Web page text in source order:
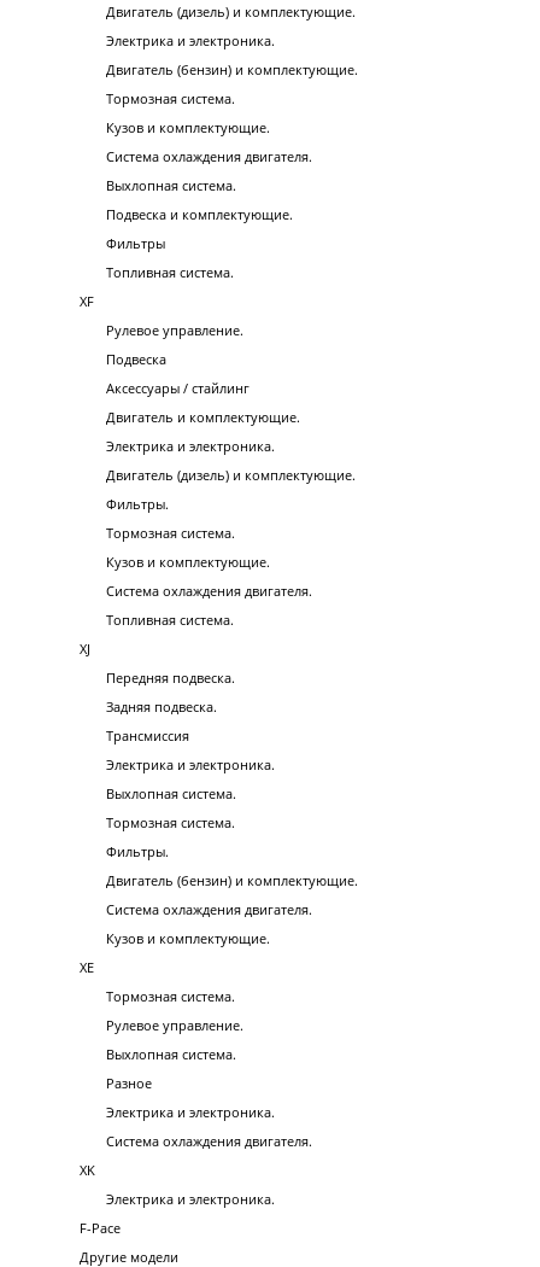
Двигатель (дизель) и комплектующие.
Электрика и электроника.
Двигатель (бензин) и комплектующие.
Тормозная система.
Кузов и комплектующие.
Система охлаждения двигателя.
Выхлопная система.
Подвеска и комплектующие.
Фильтры
Топливная система.
XF
Рулевое управление.
Подвеска
Аксессуары / стайлинг
Двигатель и комплектующие.
Электрика и электроника.
Двигатель (дизель) и комплектующие.
Фильтры.
Тормозная система.
Кузов и комплектующие.
Система охлаждения двигателя.
Топливная система.
XJ
Передняя подвеска.
Задняя подвеска.
Трансмиссия
Электрика и электроника.
Выхлопная система.
Тормозная система.
Фильтры.
Двигатель (бензин) и комплектующие.
Система охлаждения двигателя.
Кузов и комплектующие.
XE
Тормозная система.
Рулевое управление.
Выхлопная система.
Разное
Электрика и электроника.
Система охлаждения двигателя.
XK
Электрика и электроника.
F-Pace
Другие модели